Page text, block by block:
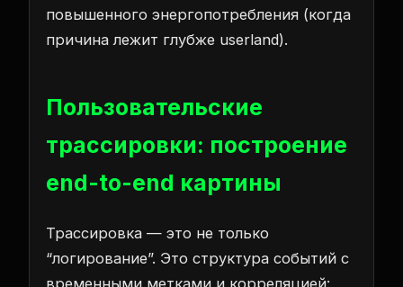
повышенного энергопотребления (когда
причина лежит глубже userland).
Пользовательские
трассировки: построение
end-to-end картины
Трассировка — это не только
“логирование”. Это структура событий с
временными метками и корреляцией: